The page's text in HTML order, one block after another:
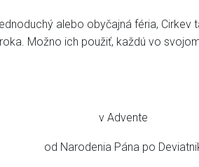
alebo obyčajná féria,
Možno ich použiť, každú vo
v Advente
od Narodenia Pána po